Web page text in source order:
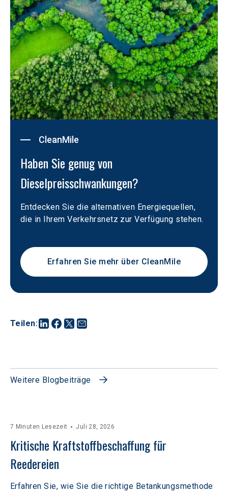
Teilen:
CleanMile
Haben Sie genug von
Dieselpreisschwankungen?
Entdecken Sie die alternativen Energiequellen,
die in Ihrem Verkehrsnetz zur Verfügung stehen.
Erfahren Sie mehr über CleanMile
Weitere Blogbeiträge
7 Minuten Lesezeit Juli 28, 2026
Kritische Kraftstoffbeschaffung für
Reedereien
Erfahren Sie, wie Sie die richtige Betankungsmethode